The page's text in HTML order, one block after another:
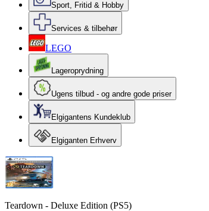
Sport, Fritid & Hobby
Services & tilbehør
LEGO
Lageroprydning
Ugens tilbud - og andre gode priser
Elgigantens Kundeklub
Elgiganten Erhverv
Teardown - Deluxe Edition (PS5)